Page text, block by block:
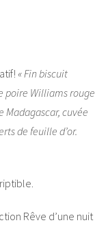
« Fin biscuit
poire Williams rouge
Madagascar, cuvée
de feuille d’or.
Rêve d’une nuit